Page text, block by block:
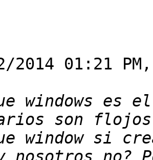
2014 01:21
windows es
window si